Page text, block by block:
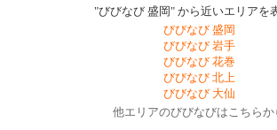
"びびなび 盛岡" から近いエリアを
びびなび 盛岡
びびなび 岩手
びびなび 花巻
びびなび 北上
びびなび 大仙
他エリアのびびなびはこちらか